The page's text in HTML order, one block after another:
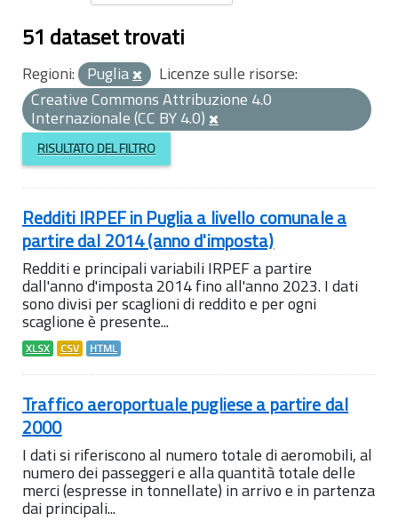
51 dataset trovati
Regioni: Puglia
Licenze sulle risorse:
Creative Commons Attribuzione 4.0
Internazionale (CC BY 4.0)
RISULTATO DEL FILTRO
Redditi IRPEF in Puglia a livello comunale a
partire dal 2014 (anno d'imposta)
Redditi e principali variabili IRPEF a partire
dall'anno d'imposta 2014 fino all'anno 2023. I dati
sono divisi per scaglioni di reddito e per ogni
scaglione è presente...
XLSX CSV HTML
Traffico aeroportuale pugliese a partire dal
2000
I dati si riferiscono al numero totale di aeromobili, al
numero dei passeggeri e alla quantità totale delle
merci (espresse in tonnellate) in arrivo e in partenza
dai principali...